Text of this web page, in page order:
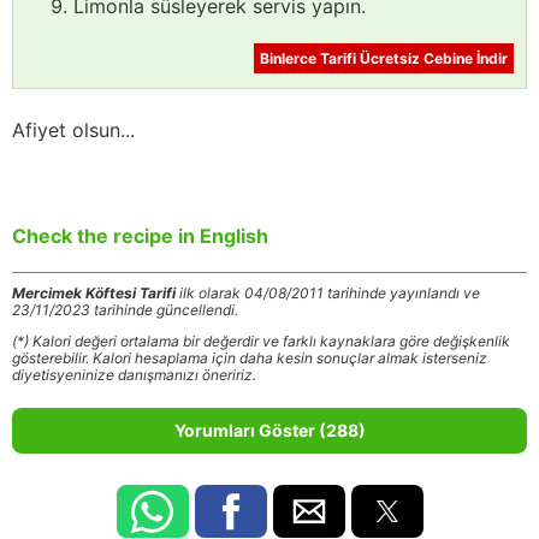
Limonla süsleyerek servis yapın.
Binlerce Tarifi Ücretsiz Cebine İndir
Afiyet olsun...
Check the recipe in English
Mercimek Köftesi Tarifiilk olarak 04/08/2011 tarihinde yayınlandı ve
23/11/2023 tarihinde güncellendi.
(*) Kalori değeri ortalama bir değerdir ve farklı kaynaklara göre değişkenlik
gösterebilir. Kalori hesaplama için daha kesin sonuçlar almak isterseniz
diyetisyeninize danışmanızı öneririz.
Yorumları Göster (288)